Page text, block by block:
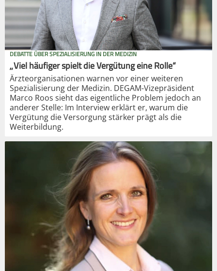
DEBATTE ÜBER SPEZIALISIERUNG IN DER MEDIZIN
„Viel häufiger spielt die Vergütung eine Rolle“
Ärzteorganisationen warnen vor einer weiteren
Spezialisierung der Medizin. DEGAM-Vizepräsident
Marco Roos sieht das eigentliche Problem jedoch an
anderer Stelle: Im Interview erklärt er, warum die
Vergütung die Versorgung stärker prägt als die
Weiterbildung.